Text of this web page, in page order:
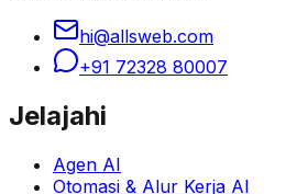
hi@allsweb.com
+91 72328 80007
Jelajahi
Agen AI
Otomasi & Alur Kerja AI